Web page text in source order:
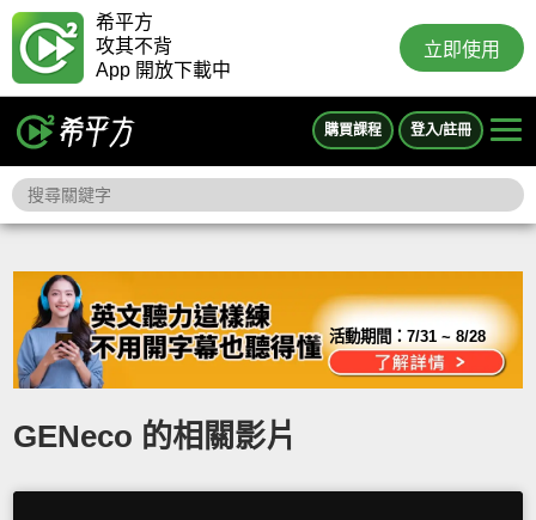
希平方
攻其不背
App 開放下載中
立即使用
購買課程 登入/註冊
活動期間：7/31 ~ 8/28
GENeco 的相關影片